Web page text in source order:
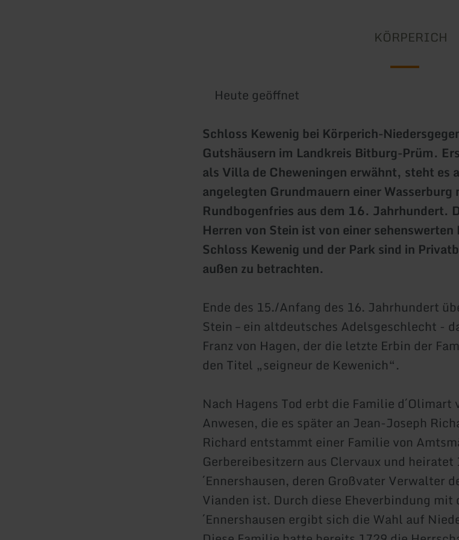
KÖRPERICH
Heute geöffnet
Schloss Kewenig bei Körperich-
Gutshäusern im Landkreis Bitburg-Prüm.
als Villa de Cheweningen erwähnt, steht es
angelegten Grundmauern einer
Rundbogenfries aus dem 16. Jahrhundert.
Herren von Stein ist von einer
Schloss Kewenig und der Park sind in
außen zu betrachten.
Ende des 15./Anfang des 16. Jahrhundert
Stein – ein altdeutsches Adelsgeschlecht -
Franz von Hagen, der die letzte Erbin der
den Titel „seigneur de Kewenich“.
Nach Hagens Tod erbt die Familie d´Olimart
Anwesen, die es später an Jean-Joseph
Richard entstammt einer Familie von
Gerbereibesitzern aus Clervaux und
´Ennershausen, deren Großvater Verwalter
Vianden ist. Durch diese Eheverbindung mit
´Ennershausen ergibt sich die Wahl auf